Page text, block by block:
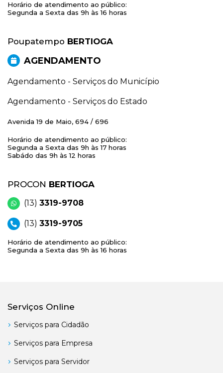
Horário de atendimento ao público:
Segunda a Sexta das 9h às 16 horas
Poupatempo BERTIOGA
AGENDAMENTO
Agendamento - Serviços do Município
Agendamento - Serviços do Estado
Avenida 19 de Maio, 694 / 696
Horário de atendimento ao público:
Segunda a Sexta das 9h às 17 horas
Sabádo das 9h às 12 horas
PROCON BERTIOGA
(13) 3319-9708
(13) 3319-9705
Horário de atendimento ao público:
Segunda a Sexta das 9h às 16 horas
Serviços Online
Serviços para Cidadão
Serviços para Empresa
Serviços para Servidor